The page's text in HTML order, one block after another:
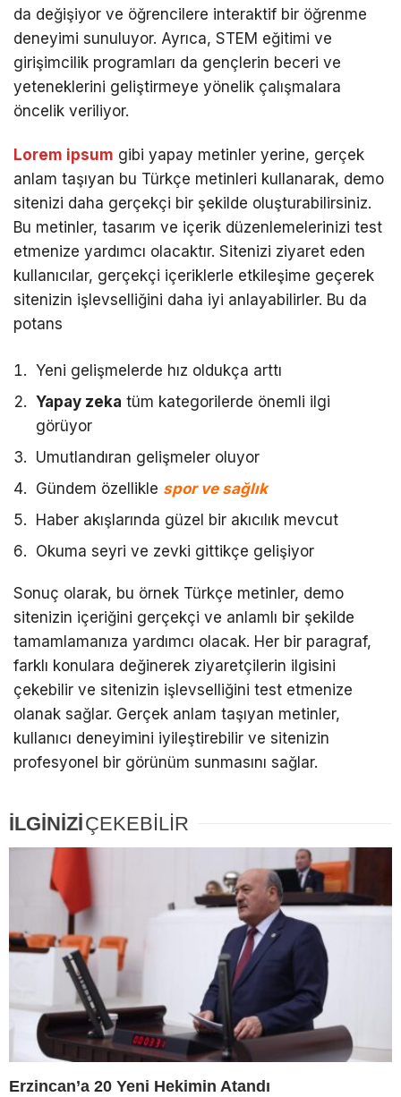
da değişiyor ve öğrencilere interaktif bir öğrenme
deneyimi sunuluyor. Ayrıca, STEM eğitimi ve
girişimcilik programları da gençlerin beceri ve
yeteneklerini geliştirmeye yönelik çalışmalara
öncelik veriliyor.
Lorem ipsum gibi yapay metinler yerine, gerçek
anlam taşıyan bu Türkçe metinleri kullanarak, demo
sitenizi daha gerçekçi bir şekilde oluşturabilirsiniz.
Bu metinler, tasarım ve içerik düzenlemelerinizi test
etmenize yardımcı olacaktır. Sitenizi ziyaret eden
kullanıcılar, gerçekçi içeriklerle etkileşime geçerek
sitenizin işlevselliğini daha iyi anlayabilirler. Bu da
potans
Yeni gelişmelerde hız oldukça arttı
Yapay zeka tüm kategorilerde önemli ilgi
görüyor
Umutlandıran gelişmeler oluyor
Gündem özellikle spor ve sağlık
Haber akışlarında güzel bir akıcılık mevcut
Okuma seyri ve zevki gittikçe gelişiyor
Sonuç olarak, bu örnek Türkçe metinler, demo
sitenizin içeriğini gerçekçi ve anlamlı bir şekilde
tamamlamanıza yardımcı olacak. Her bir paragraf,
farklı konulara değinerek ziyaretçilerin ilgisini
çekebilir ve sitenizin işlevselliğini test etmenize
olanak sağlar. Gerçek anlam taşıyan metinler,
kullanıcı deneyimini iyileştirebilir ve sitenizin
profesyonel bir görünüm sunmasını sağlar.
İLGİNİZİÇEKEBİLİR
Erzincan’a 20 Yeni Hekimin Atandı